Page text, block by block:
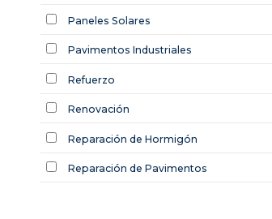
Paneles Solares
Pavimentos Industriales
Refuerzo
Renovación
Reparación de Hormigón
Reparación de Pavimentos